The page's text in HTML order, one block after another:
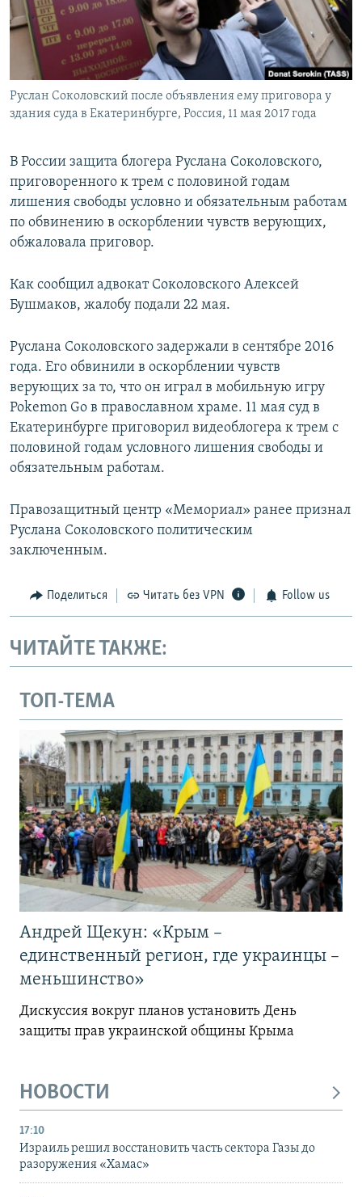
ПОБЕДИТЕЛЕЙ НЕ СУДЯТ?
КРЫМ.НЕПОКОРЕННЫЙ
ELIFBE
УКРАИНСКАЯ ПРОБЛЕМА КРЫМА
ПРИСОЕДИНЯЙТЕСЬ!
Все сайты RFE/RL
Руслан Соколовский после объявления ему приговора у
здания суда в Екатеринбурге, Россия, 11 мая 2017 года
В России защита блогера Руслана Соколовского,
приговоренного к трем с половиной годам
лишения свободы условно и обязательным работам
по обвинению в оскорблении чувств верующих,
обжаловала приговор.
Как сообщил адвокат Соколовского Алексей
Бушмаков, жалобу подали 22 мая.
Руслана Соколовского задержали в сентябре 2016
года. Его обвинили в оскорблении чувств
верующих за то, что он играл в мобильную игру
Pokemon Go в православном храме. 11 мая суд в
Екатеринбурге приговорил видеоблогера к трем с
половиной годам условного лишения свободы и
обязательным работам.
Правозащитный центр «Мемориал» ранее признал
Руслана Соколовского политическим
заключенным.
Поделиться Читать без VPN Follow us
ЧИТАЙТЕ ТАКЖЕ:
ТОП-ТЕМА
Андрей Щекун: «Крым –
единственный регион, где украинцы –
меньшинство»
Дискуссия вокруг планов установить День
защиты прав украинской общины Крыма
НОВОСТИ
17:10
Израиль решил восстановить часть сектора Газы до
разоружения «Хамас»